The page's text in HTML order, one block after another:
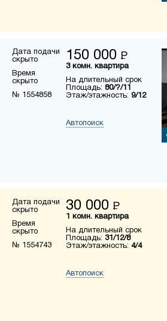
Дата подачи
скрыто
Время
скрыто
№ 1554858
150 000 Р
3 комн. квартира
На длительный срок
Площадь: 80/?/11
Этаж/этажность: 9/12
Автопоиск
Дата подачи
скрыто
Время
скрыто
№ 1554743
30 000 Р
1 комн. квартира
На длительный срок
Площадь: 31/12/8
Этаж/этажность: 4/4
Автопоиск